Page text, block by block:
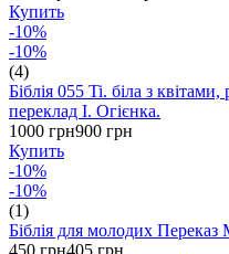
Купить
-10%
-10%
(4)
Біблія 055 Ti. біла з
переклад І. Огієнка.
1000 грн900 грн
Купить
-10%
-10%
(1)
Біблія для молодих